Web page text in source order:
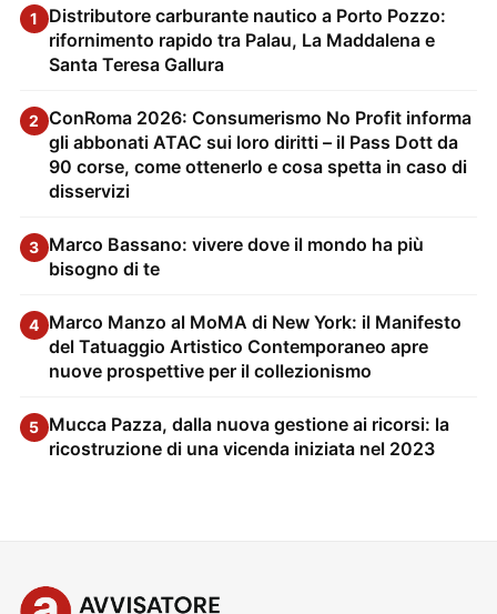
1
Distributore carburante nautico a Porto Pozzo:
rifornimento rapido tra Palau, La Maddalena e
Santa Teresa Gallura
2 ConRoma 2026: Consumerismo No Profit informa
gli abbonati ATAC sui loro diritti – il Pass Dott da
90 corse, come ottenerlo e cosa spetta in caso di
disservizi
3 Marco Bassano: vivere dove il mondo ha più
bisogno di te
4 Marco Manzo al MoMA di New York: il Manifesto
del Tatuaggio Artistico Contemporaneo apre
nuove prospettive per il collezionismo
5 Mucca Pazza, dalla nuova gestione ai ricorsi: la
ricostruzione di una vicenda iniziata nel 2023